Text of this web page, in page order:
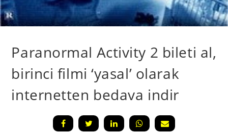
Paranormal Activity 2 bileti al,
birinci filmi ‘yasal’ olarak
internetten bedava indir